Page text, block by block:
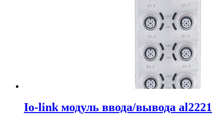
Io-link модуль ввода/вывода al2221